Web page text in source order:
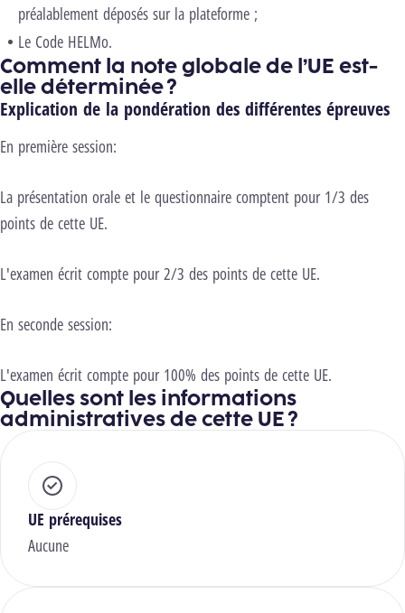
préalablement déposés sur la plateforme ;
Le Code HELMo.
Comment la note globale de l’UE est-
elle déterminée ?
Explication de la pondération des différentes épreuves
En première session:
La présentation orale et le questionnaire comptent pour 1/3 des
points de cette UE.
L'examen écrit compte pour 2/3 des points de cette UE.
En seconde session:
L'examen écrit compte pour 100% des points de cette UE.
Quelles sont les informations
administratives de cette UE ?
UE prérequises
Aucune